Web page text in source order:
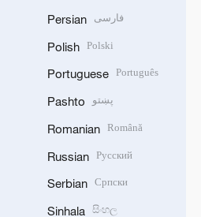
Persian فارسی
Polish Polski
Portuguese Português
Pashto پښتو
Romanian Română
Russian Русский
Serbian Српски
Sinhala සිංහල